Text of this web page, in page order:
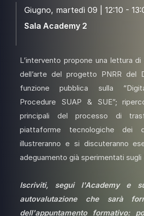
Giugno, martedì 09 | 12:10 -
Sala Academy 2
L’intervento propone una lettura
dell’arte del progetto PNRR del
funzione pubblica sulla
Procedure SUAP & SUE”;
principali del processo di
piattaforme tecnologiche dei
illustreranno e si discuteranno
adeguamento già sperimentati sugli
Iscriviti, segui l'Academy e
autovalutazione che sarà
dell'appuntamento formativo: